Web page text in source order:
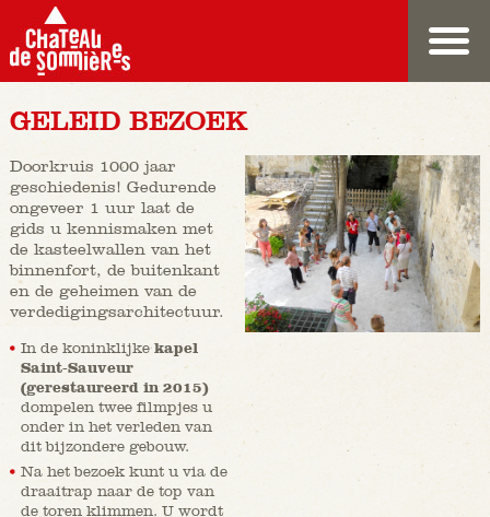
GELEID BEZOEK
Doorkruis 1000 jaar
geschiedenis! Gedurende
ongeveer 1 uur laat de
gids u kennismaken met
de kasteelwallen van het
binnenfort, de buitenkant
en de geheimen van de
verdedigingsarchitectuur.
In de koninklijkekapel
Saint-Sauveur
(gerestaureerd in 2015)
dompelen twee filmpjes u
onder in het verleden van
dit bijzondere gebouw.
Na het bezoek kunt u via de
draaitrap naar de top van
de toren klimmen. U wordt